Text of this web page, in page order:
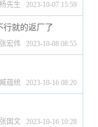
杨先生 2023-10-07 15:59
行就的返厂了
张宏伟 2023-10-08 08:55
臧蕴统 2023-10-16 08:20
张国文 2023-10-16 10:28